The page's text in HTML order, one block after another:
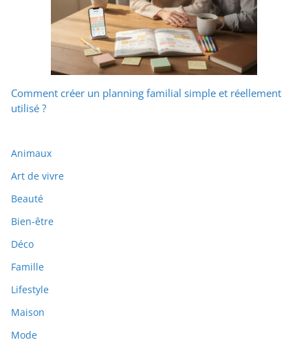
Comment créer un planning familial simple et réellement
utilisé ?
Animaux
Art de vivre
Beauté
Bien-être
Déco
Famille
Lifestyle
Maison
Mode